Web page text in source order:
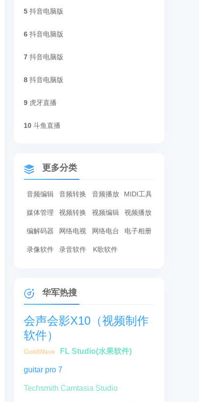
5 抖音电脑版
6 抖音电脑版
7 抖音电脑版
8 抖音电脑版
9 虎牙直播
10 斗鱼直播
更多分类
音频编辑 音频转换 音频播放 MIDI工具
媒体管理 视频转换 视频编辑 视频播放
编解码器 网络电视 网络电台 电子相册
录像软件 录音软件 K歌软件
华军热搜
会声会影X10（视频制作
软件）
GoldWave FL Studio(水果软件)
guitar pro 7
Techsmith Camtasia Studio